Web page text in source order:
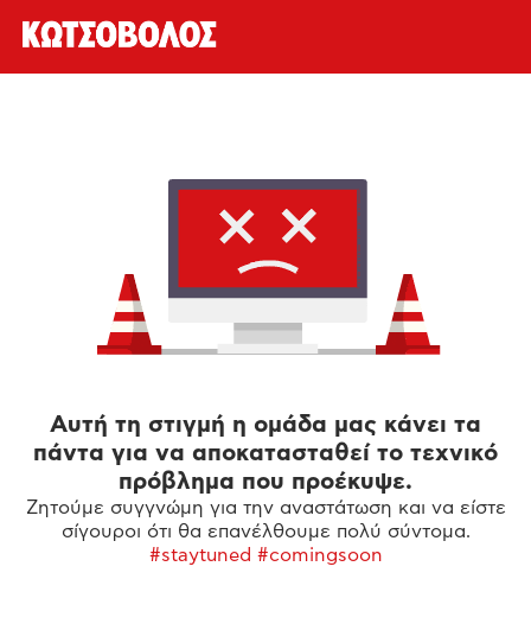
Αυτή τη στιγμή η ομάδα μας κάνει τα
πάντα για να αποκατασταθεί το τεχνικό
πρόβλημα που προέκυψε.
Ζητούμε συγγνώμη για την αναστάτωση και να είστε
σίγουροι ότι θα επανέλθουμε πολύ σύντομα.
#staytuned #comingsoon